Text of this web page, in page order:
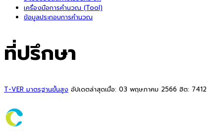
เครื่องมือการคำนวณ (Tool)
ข้อมูลประกอบการคำนวณ
ที่ปรึกษา
T-VER มาตรฐานขั้นสูง อัปเดตล่าสุดเมื่อ: 03 พฤษภาคม 2566 ฮิต: 7412